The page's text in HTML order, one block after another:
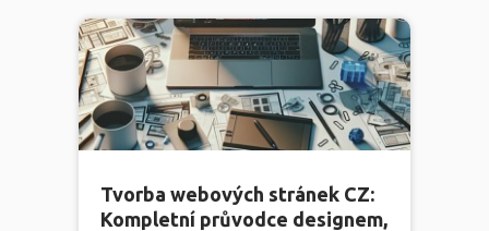
stránek, marketing, grafiku a
programování, rozumí, že proces
vytváření účinné a vizuálně přitažlivé
webové stránky může být pro mnoho
podnikatelů velkým výzvam.více
Tvorba webových stránek CZ:
Kompletní průvodce designem,